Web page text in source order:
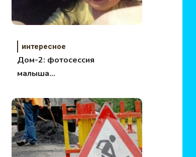
интересное
Дом-2: фотосессия
малыша